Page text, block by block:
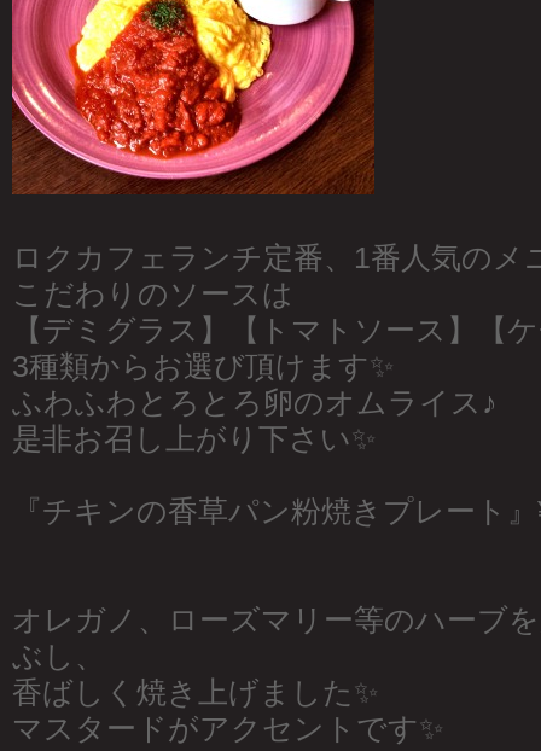
ロクカフェランチ定番、1番人気のメ
こだわりのソースは
【デミグラス】【トマトソース】【
3種類からお選び頂けます✨
ふわふわとろとろ卵のオムライス♪
是非お召し上がり下さい✨
『チキンの香草パン粉焼きプレート
オレガノ、ローズマリー等のハーブ
ぶし、
香ばしく焼き上げました✨
マスタードがアクセントです✨